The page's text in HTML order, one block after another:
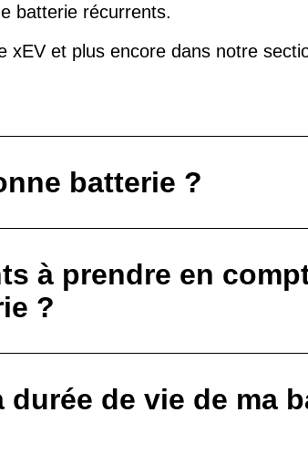
batterie récurrents.
xEV et plus encore dans notre
batterie ?
à prendre en
?
de vie de ma